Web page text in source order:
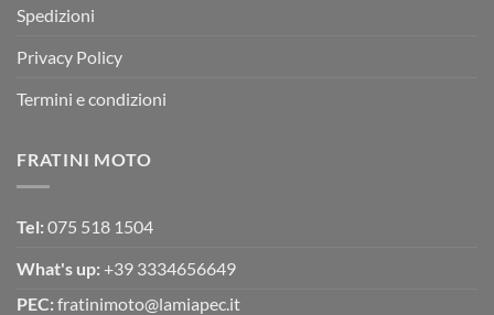
Spedizioni
Privacy Policy
Termini e condizioni
FRATINI MOTO
Tel: 075 518 1504
What's up: +39 3334656649
PEC: fratinimoto@lamiapec.it